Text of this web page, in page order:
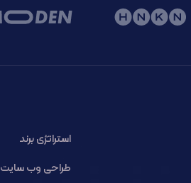
استراتژی برند
طراحی وب سایت